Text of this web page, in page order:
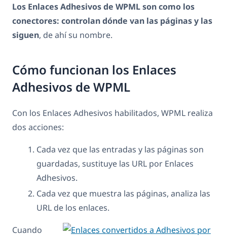
Los Enlaces Adhesivos de WPML son como los
conectores: controlan dónde van las páginas y las
siguen, de ahí su nombre.
Cómo funcionan los Enlaces
Adhesivos de WPML
Con los Enlaces Adhesivos habilitados, WPML realiza
dos acciones:
Cada vez que las entradas y las páginas son
guardadas, sustituye las URL por Enlaces
Adhesivos.
Cada vez que muestra las páginas, analiza las
URL de los enlaces.
Cuando